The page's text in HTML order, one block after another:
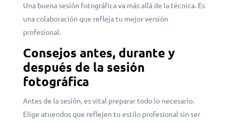
Una buena sesión fotográfica va más allá de la técnica. Es
una colaboración que refleja tu mejor versión
profesional.
Consejos antes, durante y
después de la sesión
fotográfica
Antes de la sesión, es vital preparar todo lo necesario.
Elige atuendos que reflejen tu estilo profesional sin ser